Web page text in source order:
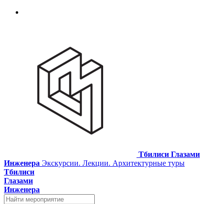
Тбилиси Глазами
Инженера Экскурсии. Лекции. Архитектурные туры
Тбилиси
Глазами
Инженера